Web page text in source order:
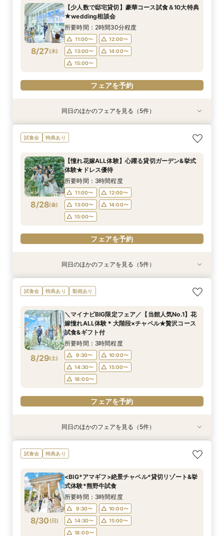
8/26(水)
11:00〜
12:00〜
13:00〜
14:00〜
15:00〜
フェアを予約
8/26(水)
11:00〜
12:00〜
13:00〜
14:00〜
15:00〜
フェアを予約
8/26(水)
14:00〜
15:00〜
16:00〜
17:00〜
フェアを予約
8/26(水)
11:00〜
12:00〜
13:00〜
14:00〜
15:00〜
フェアを予約
8/26(水)
13:00〜
14:00〜
15:00〜
16:00〜
17:00〜
フェアを予約
8/27(木)
【少人数で邸宅貸切】豪華コース試食＆10大特典
★wedding相談会
所要時間：2時間30分程度
11:00〜
12:00〜
13:00〜
14:00〜
15:00〜
フェアを予約
特典あり
8/27(木)
【ペット婚に◎】大切なワンちゃんも一緒！貸切
会場で叶えよう
11:00〜
12:00〜
13:00〜
14:00〜
15:00〜
フェアを予約
8/27(木)
【遠方の方◎オンライン相談会】スマホで簡単！
豪華5大特典付き
14:00〜
15:00〜
16:00〜
17:00〜
フェアを予約
特典あり
8/27(木)
【お料理重視◎】シェフ渾身の豪華フレンチ試食
×貸切邸宅W体験
11:00〜
12:00〜
13:00〜
14:00〜
15:00〜
フェアを予約
特典あり
8/27(木)
初見学でも安心◎「即決なし」アップ額が少ない
新プラン×試食付
13:00〜
14:00〜
15:00〜
16:00〜
17:00〜
フェアを予約
特典あり
8/27(木)
【プレミアム】豪華10大特典★貸切邸宅ALL体験
*挙式*試食*演出
11:00〜
12:00〜
13:00〜
14:00〜
15:00〜
フェアを予約
同日のほかのフェアを見る（5件）
試食会 特典あり
8/28(金)
【憧れ花嫁ALL体験】心躍る貸切ガーデン&挙式
体験★ドレス優待
所要時間：3時間程度
11:00〜
12:00〜
13:00〜
14:00〜
15:00〜
フェアを予約
特典あり
8/28(金)
【ペット婚に◎】大切なワンちゃんも一緒！貸切
会場で叶えよう
11:00〜
12:00〜
13:00〜
15:00〜
フェアを予約
特典あり
8/28(金)
【少人数で邸宅貸切】豪華コース試食＆10大特典
★wedding相談会
11:00〜
12:00〜
13:00〜
15:00〜
フェアを予約
8/28(金)
【遠方の方◎オンライン相談会】スマホで簡単！
豪華5大特典付き
14:00〜
15:00〜
16:00〜
フェアを予約
特典あり
8/28(金)
【お料理重視◎】シェフ渾身の豪華フレンチ試食
×貸切邸宅W体験
11:00〜
12:00〜
13:00〜
15:00〜
フェアを予約
特典あり
8/28(金)
初見学でも安心◎「即決なし」アップ額が少ない
新プラン×試食付
13:00〜
14:00〜
15:00〜
17:00〜
フェアを予約
同日のほかのフェアを見る（5件）
試食会 特典あり 動画あり
8/29(土)
＼マイナビBIG限定フェア／【当館人気No.1】花
嫁憧れALL体験＊大階段×チャペル★贅沢コース
試食&ギフト付
所要時間：3時間程度
9:30〜
10:00〜
14:30〜
15:00〜
18:00〜
フェアを予約
特典あり 動画あり
8/29(土)
【お料理重視◎】シェフ渾身の豪華フレンチ試食
×貸切邸宅W体験
9:30〜
10:00〜
14:30〜
15:00〜
18:00〜
フェアを予約
特典あり
8/29(土)
【少人数で邸宅貸切】豪華コース試食＆10大特典
★wedding相談会
9:30〜
10:00〜
14:30〜
15:00〜
18:00〜
フェアを予約
特典あり
8/29(土)
初見学でも安心◎「即決なし」アップ額が少ない
新プラン×試食付
9:30〜
10:00〜
14:30〜
15:00〜
18:00〜
フェアを予約
特典あり
8/29(土)
【ペット婚に◎】大切なワンちゃんも一緒！貸切
会場で叶えよう
9:30〜
10:00〜
14:30〜
15:00〜
18:00〜
フェアを予約
8/29(土)
【遠方の方◎オンライン相談会】スマホで簡単！
豪華5大特典付き
11:00〜
12:00〜
16:00〜
17:00〜
フェアを予約
同日のほかのフェアを見る（5件）
試食会 特典あり
8/30 (日)
<BIG*アマギフ>絶景チャペル*貸切リゾート&挙
式体験*熊野牛試食
所要時間：3時間程度
9:30〜
10:00〜
14:30〜
15:00〜
18:00〜